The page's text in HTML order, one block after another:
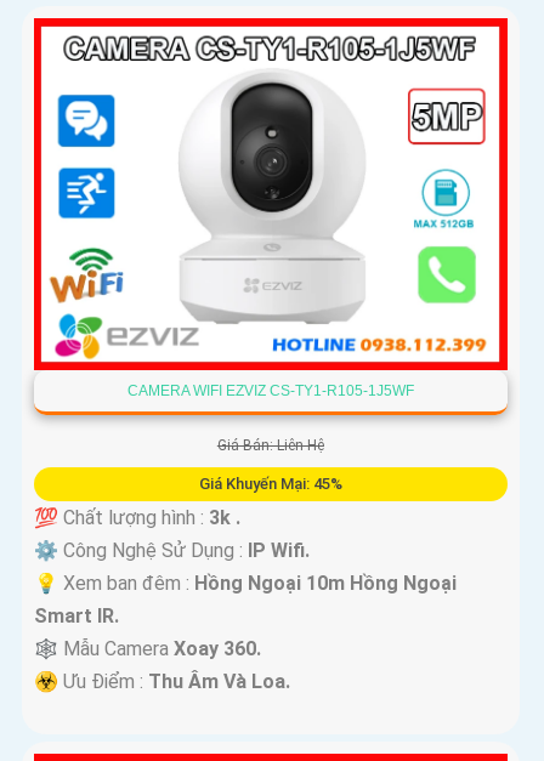
CAMERA WIFI EZVIZ CS-TY1-R105-1J5WF
Giá Bán: Liên Hệ
Giá Khuyến Mại: 45%
💯 Chất lượng hình : 3k .
⚙ Công Nghệ Sử Dụng : IP Wifi.
💡 Xem ban đêm : Hồng Ngoại 10m Hồng Ngoại
Smart IR.
🕸️ Mẫu Camera Xoay 360.
️☣️ Ưu Điểm : Thu Âm Và Loa.